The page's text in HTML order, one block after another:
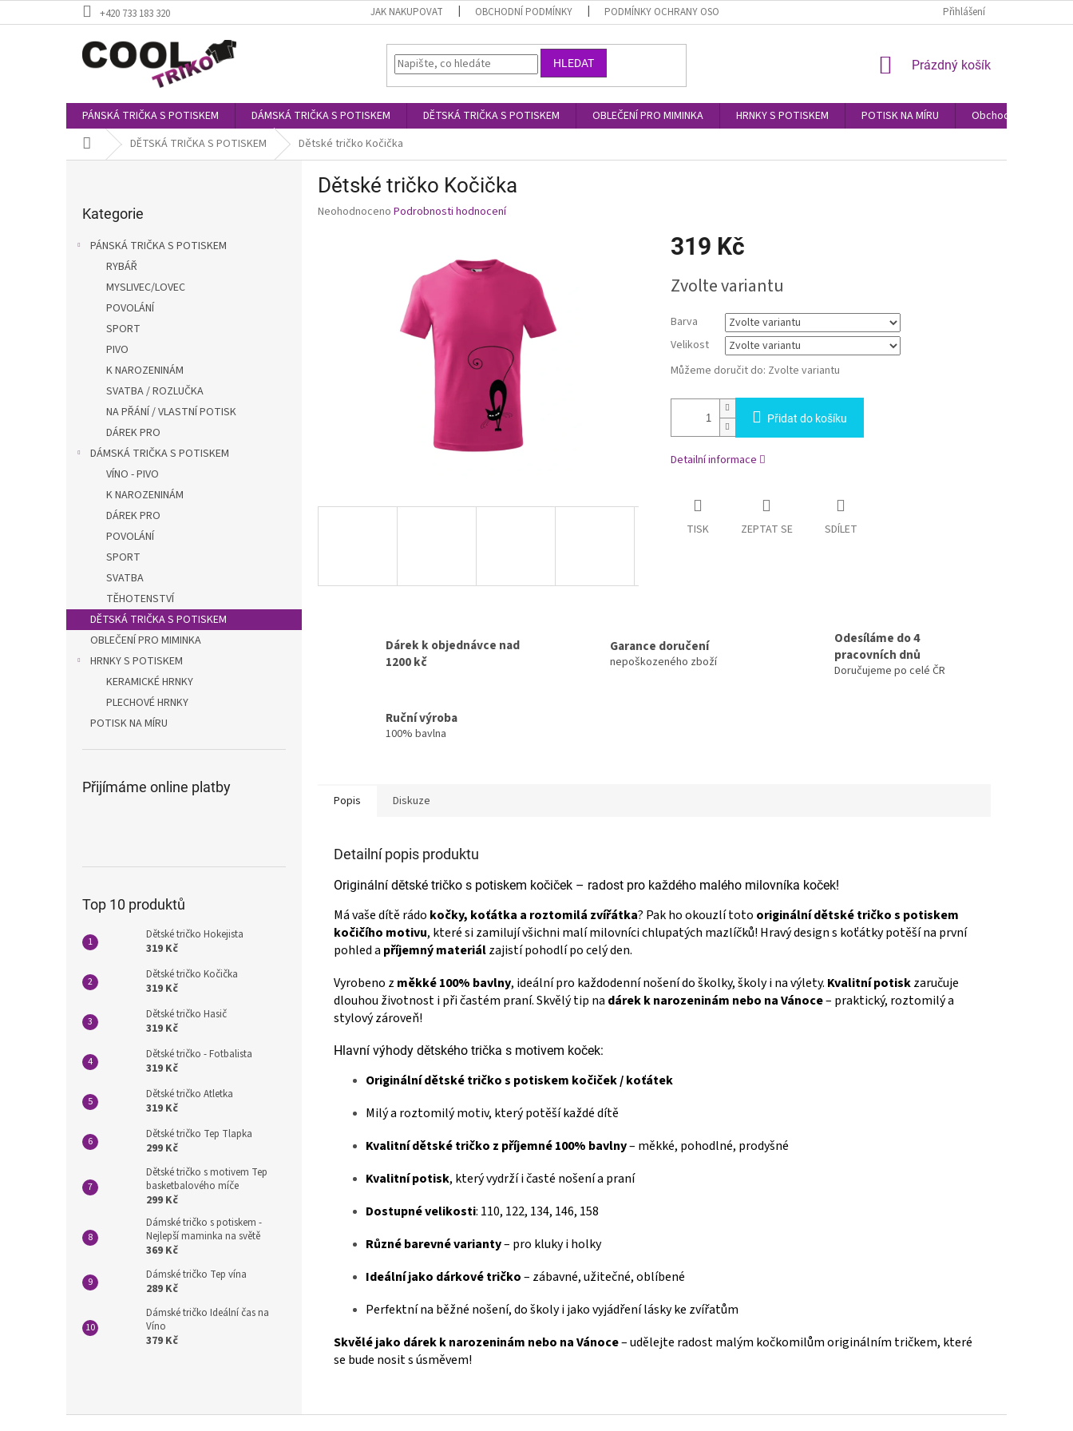
na
+420 733 183 320 JAK NAKUPOVAT OBCHODNÍ PODMÍNKY PODMÍNKY OCHRANY OSOBNÍCH ÚDAJŮ Přihlášení
HLEDAT
NÁKUPNÍ
Prázdný košík
PÁNSKÁ TRIČKA S POTISKEM DÁMSKÁ TRIČKA S POTISKEM DĚTSKÁ TRIČKA S POTISKEM OBLEČENÍ PRO MIMINKA HRNKY S POTISKEM POTISK NA MÍRU
Obchodní podmínky
Domů DĚTSKÁ TRIČKA S POTISKEM Dětské tričko Kočička
kategorie
Kategorie
PÁNSKÁ TRIČKA S POTISKEM
RYBÁŘ
MYSLIVEC/LOVEC
POVOLÁNÍ
SPORT
PIVO
K NAROZENINÁM
SVATBA / ROZLUČKA
NA PŘÁNÍ / VLASTNÍ POTISK
DÁREK PRO
DÁMSKÁ TRIČKA S POTISKEM
VÍNO - PIVO
K NAROZENINÁM
DÁREK PRO
POVOLÁNÍ
SPORT
SVATBA
TĚHOTENSTVÍ
DĚTSKÁ TRIČKA S POTISKEM
OBLEČENÍ PRO MIMINKA
HRNKY S POTISKEM
KERAMICKÉ HRNKY
PLECHOVÉ HRNKY
POTISK NA MÍRU
Přijímáme online platby
Top 10 produktů
Dětské tričko Hokejista
319 Kč
Dětské tričko Kočička
319 Kč
Dětské tričko Hasič
319 Kč
Dětské tričko - Fotbalista
319 Kč
Dětské tričko Atletka
319 Kč
Dětské tričko Tep Tlapka
299 Kč
Dětské tričko s motivem Tep
basketbalového míče
299 Kč
Dámské tričko s potiskem -
Nejlepší maminka na světě
369 Kč
Dámské tričko Tep vína
289 Kč
Dámské tričko Ideální čas na
Víno
379 Kč
Dětské tričko Kočička
Průměrné
Neohodnoceno Podrobnosti hodnocení
319 Kč
cena:
Zvolte variantu
Barva
Velikost
Můžeme doručit do: Zvolte variantu
Přidat do košíku
Detailní informace
TISK ZEPTAT SE SDÍLET
Dárek k objednávce nad
1200 kč
Garance doručení
nepoškozeného zboží
Odesíláme do 4
pracovních dnů
Doručujeme po celé ČR
Ruční výroba
100% bavlna
Popis Diskuze
Detailní popis produktu
Originální dětské tričko s potiskem kočiček – radost pro každého malého milovníka koček!
Má vaše dítě rádo kočky, koťátka a roztomilá zvířátka? Pak ho okouzlí toto originální dětské tričko s potiskem
kočičího motivu, které si zamilují všichni malí milovníci chlupatých mazlíčků! Hravý design s koťátky potěší na první
pohled a příjemný materiálzajistí pohodlí po celý den.
Vyrobeno z měkké 100% bavlny, ideální pro každodenní nošení do školky, školy i na výlety. Kvalitní potiskzaručuje
dlouhou životnost i při častém praní. Skvělý tip na dárek k narozeninám nebo na Vánoce– praktický, roztomilý a
stylový zároveň!
Hlavní výhody dětského trička s motivem koček:
Originální dětské tričko s potiskem kočiček / koťátek
Milý a roztomilý motiv, který potěší každé dítě
Kvalitní dětské tričko z příjemné 100% bavlny– měkké, pohodlné, prodyšné
Kvalitní potisk, který vydrží i časté nošení a praní
Dostupné velikosti: 110, 122, 134, 146, 158
Různé barevné varianty– pro kluky i holky
Ideální jako dárkové tričko– zábavné, užitečné, oblíbené
Perfektní na běžné nošení, do školy i jako vyjádření lásky ke zvířatům
Skvělé jako dárek k narozeninám nebo na Vánoce– udělejte radost malým kočkomilům originálním tričkem, které
se bude nosit s úsměvem!